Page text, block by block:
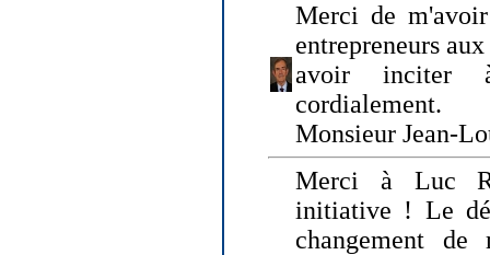
Merci de
entrepreneurs
avoir inciter
cordialement.
Monsieur Jean-
Merci à Luc
initiative ! Le
changement de